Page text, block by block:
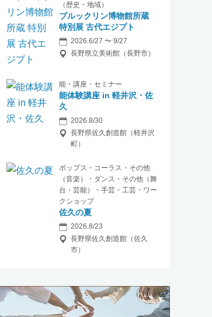
（歴史・地域）
ブルックリン博物館所蔵
特別展 古代エジプト
2026.6/27 〜 9/27
長野県立美術館（長野市）
能・講座・セミナー
能体験講座 in 軽井沢・佐
久
2026.8/30
長野県佐久創造館（軽井沢
町）
ポップス・コーラス・その他
（音楽）・ダンス・その他（舞
台・芸能）・手芸・工芸・ワー
クショップ
佐久の夏
2026.8/23
長野県佐久創造館（佐久
市）